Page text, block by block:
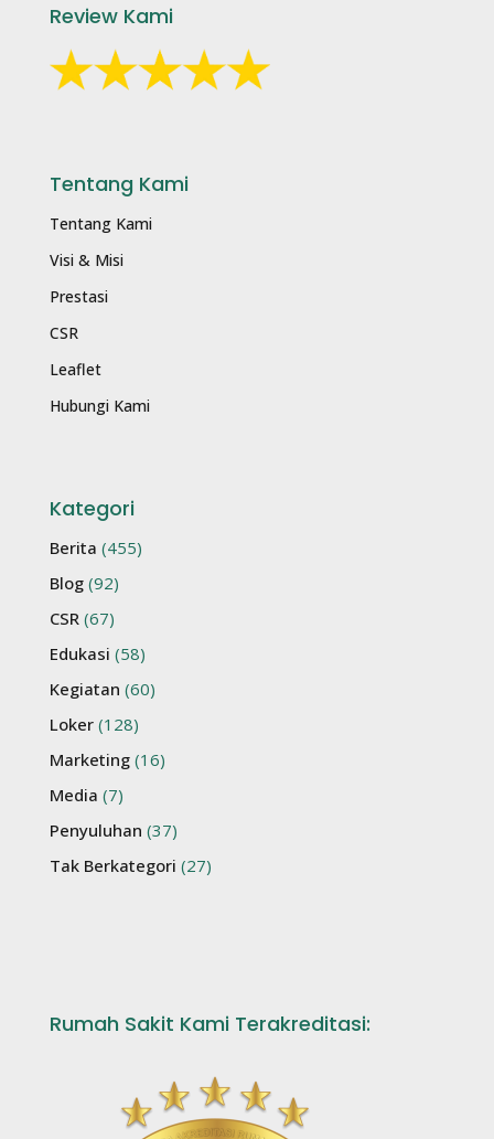
Review Kami
Tentang Kami
Tentang Kami
Visi & Misi
Prestasi
CSR
Leaflet
Hubungi Kami
Kategori
Berita (455)
Blog (92)
CSR (67)
Edukasi (58)
Kegiatan (60)
Loker (128)
Marketing (16)
Media (7)
Penyuluhan (37)
Tak Berkategori (27)
Rumah Sakit Kami Terakreditasi: